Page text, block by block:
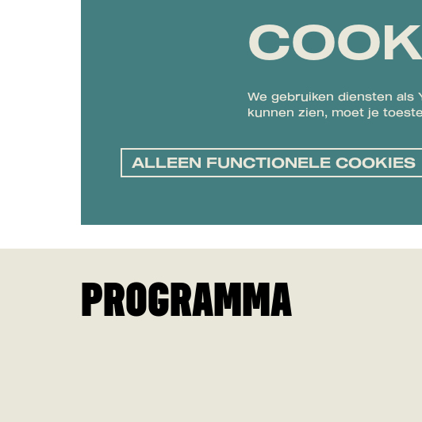
We gebruiken diensten als
kunnen zien, moet je
ALLEEN FUNCTIONELE COOKIES
PROGRAMMA